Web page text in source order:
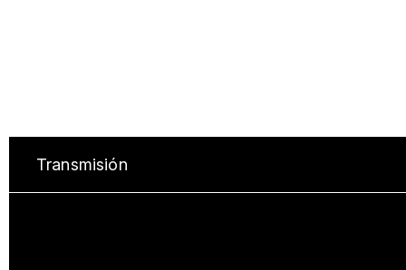
Transmisión